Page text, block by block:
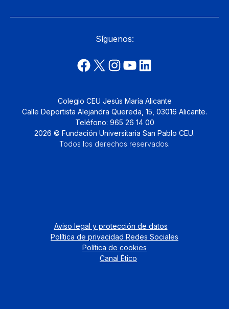
Síguenos:
Colegio CEU Jesús María Alicante
Calle Deportista Alejandra Quereda, 15, 03016 Alicante.
Teléfono: 965 26 14 00
2026 © Fundación Universitaria San Pablo CEU.
Todos los derechos reservados.
Aviso legal y protección de datos
Política de privacidad Redes Sociales
Política de cookies
Canal Ético